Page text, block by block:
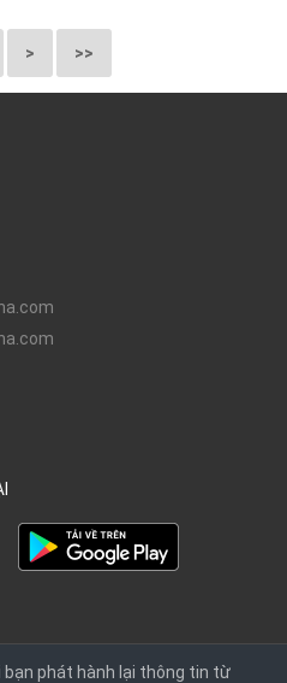
> >>
phát hành lại thông tin từ